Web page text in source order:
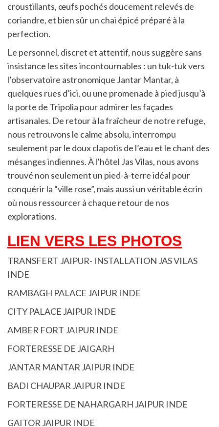
croustillants, œufs pochés doucement relevés de
coriandre, et bien sûr un chai épicé préparé à la
perfection.
Le personnel, discret et attentif, nous suggère sans
insistance les sites incontournables : un tuk-tuk vers
l’observatoire astronomique Jantar Mantar, à
quelques rues d’ici, ou une promenade à pied jusqu’à
la porte de Tripolia pour admirer les façades
artisanales. De retour à la fraîcheur de notre refuge,
nous retrouvons le calme absolu, interrompu
seulement par le doux clapotis de l’eau et le chant des
mésanges indiennes. À l’hôtel Jas Vilas, nous avons
trouvé non seulement un pied-à-terre idéal pour
conquérir la “ville rose”, mais aussi un véritable écrin
où nous ressourcer à chaque retour de nos
explorations.
LIEN VERS LES PHOTOS
TRANSFERT JAIPUR- INSTALLATION JAS VILAS
INDE
RAMBAGH PALACE JAIPUR INDE
CITY PALACE JAIPUR INDE
AMBER FORT JAIPUR INDE
FORTERESSE DE JAIGARH
JANTAR MANTAR JAIPUR INDE
BADI CHAUPAR JAIPUR INDE
FORTERESSE DE NAHARGARH JAIPUR INDE
GAITOR JAIPUR INDE